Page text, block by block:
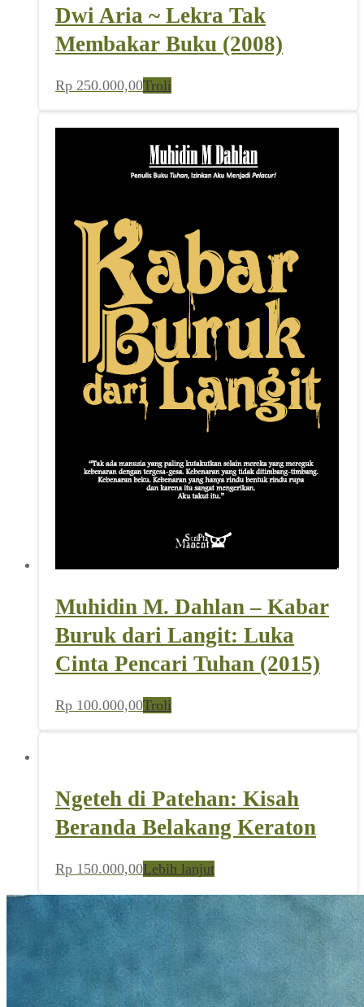
Dwi Aria ~ Lekra Tak
Membakar Buku (2008)
Rp 250.000,00Troli
Muhidin M. Dahlan – Kabar
Buruk dari Langit: Luka
Cinta Pencari Tuhan (2015)
Rp 100.000,00Troli
Ngeteh di Patehan: Kisah
Beranda Belakang Keraton
Rp 150.000,00Lebih lanjut